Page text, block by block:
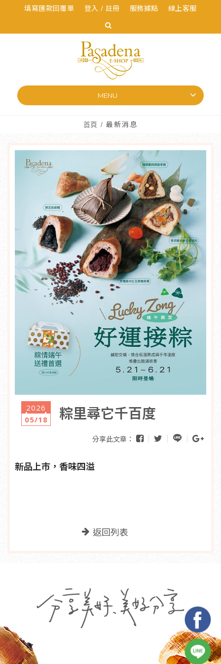
填寫匯款回覆單 登入 / 註冊 服務據點 線上客服
MENU
首頁 最新消息
2026
05/18
粽里尋它千百度
分享此文章：
新品上市，香味四溢
返回列表